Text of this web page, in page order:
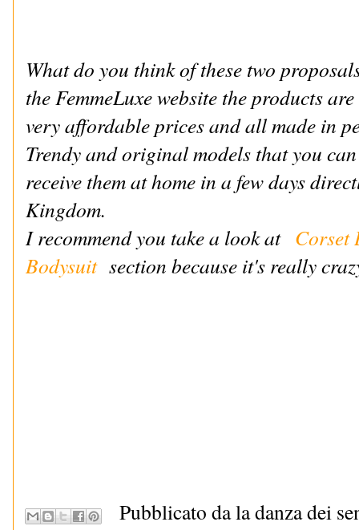
What do you think of these two
the FemmeLuxe website the products
very affordable prices and all made in
Trendy and original models that you
receive them at home in a few days
Kingdom.
I recommend you take a look at Corset
Bodysuitsection because it's really
Pubblicato da la danza dei